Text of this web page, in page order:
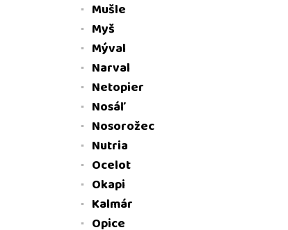
Mušle
Myš
Mýval
Narval
Netopier
Nosáľ
Nosorožec
Nutria
Ocelot
Okapi
Kalmár
Opice